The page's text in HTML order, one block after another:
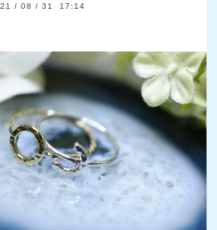
/ 08 / 31 17:14